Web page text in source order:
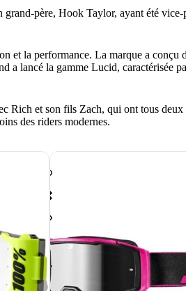
père, Hook Taylor, ayant été
la performance. La marque a
a lancé la gamme Lucid,
et son fils Zach, qui ont tous
des riders modernes.